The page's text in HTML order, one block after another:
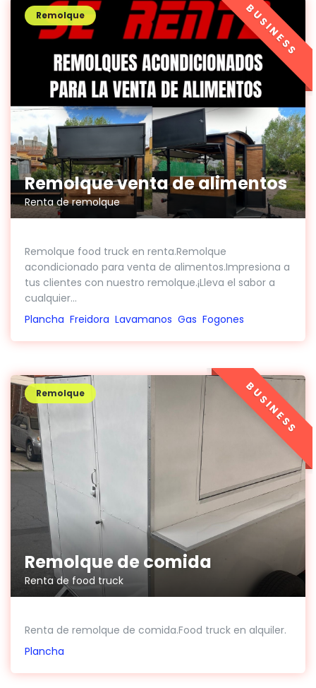
Remolque venta de alimentos
Renta de remolque
Remolque
Remolque food truck en renta.Remolque
acondicionado para venta de alimentos.Impresiona a
tus clientes con nuestro remolque.¡Lleva el sabor a
cualquier...
Plancha Freidora Lavamanos Gas Fogones
BUSINESS
Remolque de comida
Renta de food truck
Remolque
Renta de remolque de comida.Food truck en alquiler.
Plancha
BUSINESS